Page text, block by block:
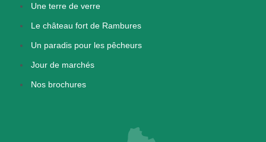
Une terre de verre
Le château fort de Rambures
Un paradis pour les pêcheurs
Jour de marchés
Nos brochures